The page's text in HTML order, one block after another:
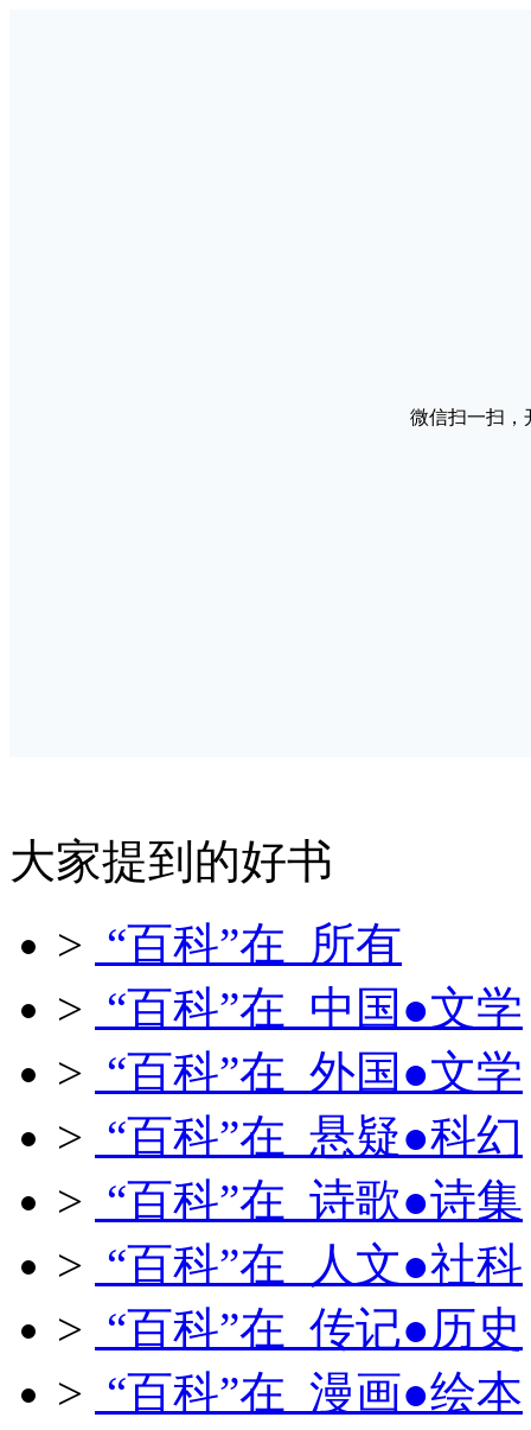
微信扫一扫，
大家提到的好书
> “百科”在 所有
> “百科”在 中国●文学
> “百科”在 外国●文学
> “百科”在 悬疑●科幻
> “百科”在 诗歌●诗集
> “百科”在 人文●社科
> “百科”在 传记●历史
> “百科”在 漫画●绘本